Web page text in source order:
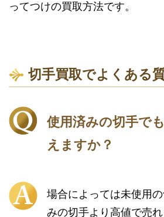
ってつけの買取方法です。
切手買取でよくある
使用済みの切手で
えますか？
場合によっては未使用
みの切手より高値で売